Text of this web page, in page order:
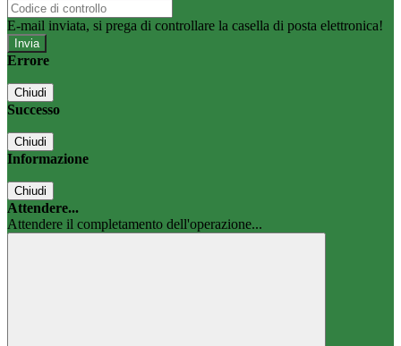
E-mail inviata, si prega di controllare la casella di posta elettronica!
Errore
Chiudi
Successo
Chiudi
Informazione
Chiudi
Attendere...
Attendere il completamento dell'operazione...